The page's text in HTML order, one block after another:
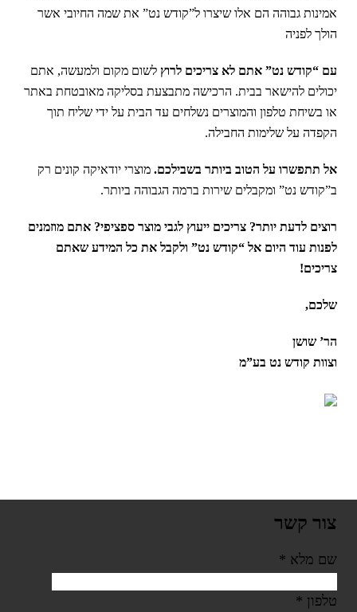
אמינות גבוהה הם אלו שיצרו ל”קודש נט” את שמה החיובי אשר
הולך לפניה
עם “קודש נט” אתם לא צריכים לרוץ לשום מקום ולמעשה, אתם
יכולים להישאר בבית. הרכישה מתבצעת בסליקה מאובטחת באתר
או בשיחת טלפון והמוצרים נשלחים עד הבית על ידי שליח תוך
הקפדה על שלימות החבילה.
אל תתפשרו על הטוב ביותר בשבילכם. מוצרי יודאיקה קונים רק
ב”קודש נט” ומקבלים שירות ברמה הגבוהה ביותר.
רוצים לדעת יותר? צריכים ייעוץ לגבי מוצר ספציפי? אתם מוזמנים
לפנות עוד היום אל “קודש נט” ולקבל את כל המידע שאתם
צריכים!
שלכם,
הר’ שושן
וצוות קודש נט בע”מ
צור קשר
שם מלא *
טלפון *